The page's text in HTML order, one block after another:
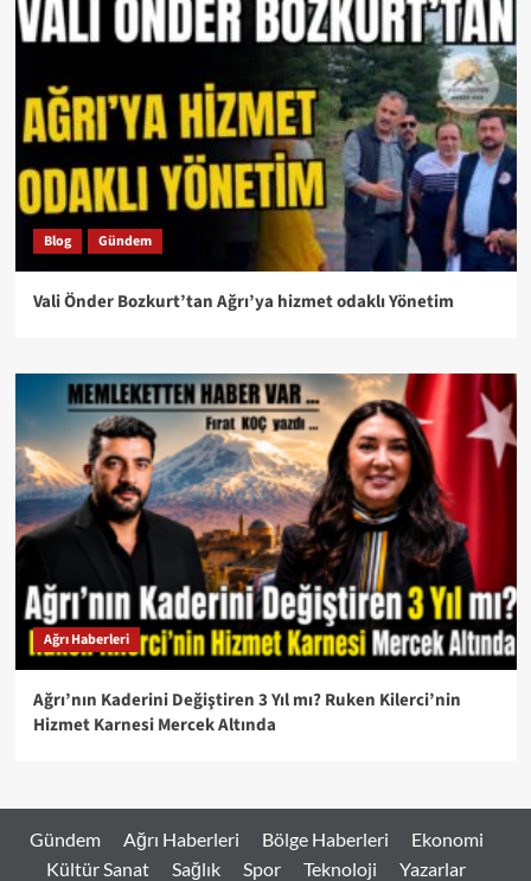
Blog Gündem
Vali Önder Bozkurt’tan Ağrı’ya hizmet odaklı Yönetim
Ağrı Haberleri
Ağrı’nın Kaderini Değiştiren 3 Yıl mı? Ruken Kilerci’nin
Hizmet Karnesi Mercek Altında
Gündem Ağrı Haberleri Bölge Haberleri
Ekonomi
Kültür Sanat
Sağlık Spor Teknoloji
Yazarlar